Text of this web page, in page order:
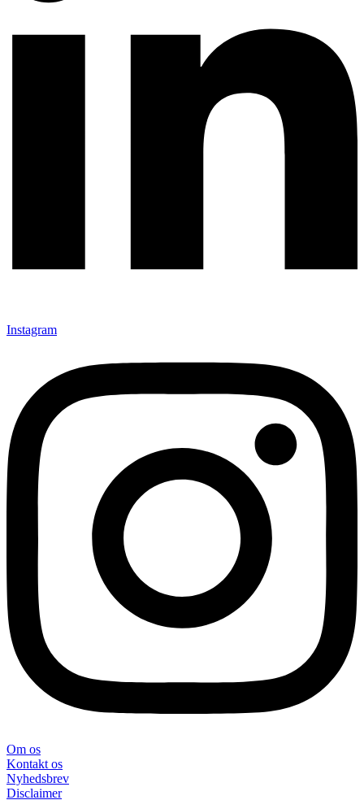
Instagram
Om os
Kontakt os
Nyhedsbrev
Disclaimer